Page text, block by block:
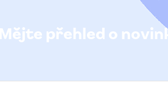
Mějte přehled o